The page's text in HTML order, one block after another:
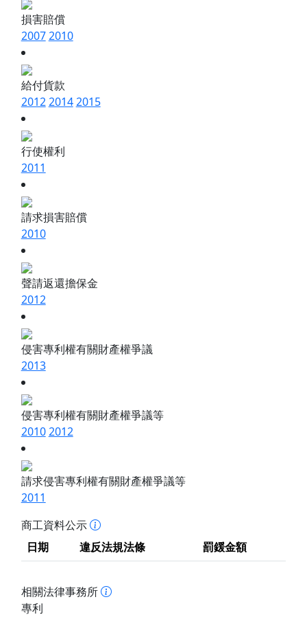
損害賠償
20072010
給付貨款
201220142015
行使權利
2011
請求損害賠償
2010
聲請返還擔保金
2012
侵害專利權有關財產權爭議
2013
侵害專利權有關財產權爭議等
20102012
請求侵害專利權有關財產權爭議等
2011
商工資料公示
日期
違反法規法條 罰鍰金額
相關法律事務所
專利